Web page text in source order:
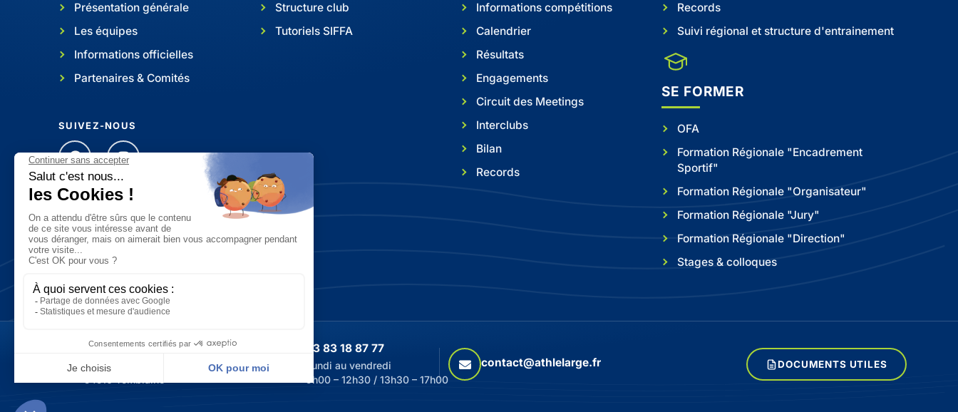
Présentation générale
Les équipes
Informations officielles
Partenaires & Comités
SUIVEZ-NOUS
Restons connectés !
Structure club
Tutoriels SIFFA
Informations compétitions
Calendrier
Résultats
Engagements
Circuit des Meetings
Interclubs
Bilan
Records
Records
Suivi régional et structure d'entrainement
SE FORMER
OFA
Formation Régionale "Encadrement
Sportif"
Formation Régionale "Organisateur"
Formation Régionale "Jury"
Formation Régionale "Direction"
Stages & colloques
Ligue Athlétisme Région Grand Est
13 rue Jean Moulin
03 83 18 87 77
Lundi au vendredi
9h00 – 12h30 / 13h30 – 17h00
contact@athlelarge.fr DOCUMENTS UTILES